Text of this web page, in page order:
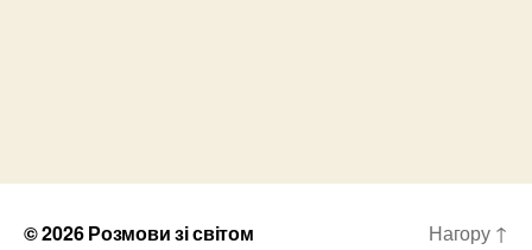
© 2026Розмови зі світом Нагору ↑